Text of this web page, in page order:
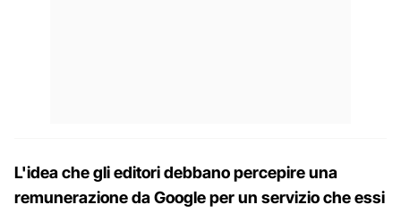
L'idea che gli editori debbano percepire una
remunerazione da Google per un servizio che essi